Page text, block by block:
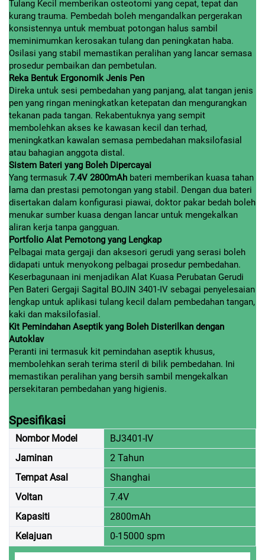
Tulang Kecil memberikan osteotomi yang cepat, tepat dan
kurang trauma. Pembedah boleh mengandalkan pergerakan
konsistennya untuk membuat potongan halus sambil
meminimumkan kerosakan tulang dan peningkatan haba.
Osilasi yang stabil memastikan peralihan yang lancar semasa
prosedur pembaikan dan pembetulan.
Reka Bentuk Ergonomik Jenis Pen
Direka untuk sesi pembedahan yang panjang, alat tangan jenis
pen yang ringan meningkatkan ketepatan dan mengurangkan
tekanan pada tangan. Rekabentuknya yang sempit
membolehkan akses ke kawasan kecil dan terhad,
meningkatkan kawalan semasa pembedahan maksilofasial
atau bahagian anggota distal.
Sistem Bateri yang Boleh Dipercayai
Yang termasuk 7.4V 2800mAh bateri memberikan kuasa tahan
lama dan prestasi pemotongan yang stabil. Dengan dua bateri
disertakan dalam konfigurasi piawai, doktor pakar bedah boleh
menukar sumber kuasa dengan lancar untuk mengekalkan
aliran kerja tanpa gangguan.
Portfolio Alat Pemotong yang Lengkap
Pelbagai mata gergaji dan aksesori gerudi yang serasi boleh
didapati untuk menyokong pelbagai prosedur pembedahan.
Keserbagunaan ini menjadikan Alat Kuasa Perubatan Gerudi
Pen Bateri Gergaji Sagital BOJIN 3401-IV sebagai penyelesaian
lengkap untuk aplikasi tulang kecil dalam pembedahan tangan,
kaki dan maksilofasial.
Kit Pemindahan Aseptik yang Boleh Disterilkan dengan
Autoklav
Peranti ini termasuk kit pemindahan aseptik khusus,
membolehkan serah terima steril di bilik pembedahan. Ini
memastikan peralihan yang bersih sambil mengekalkan
persekitaran pembedahan yang higienis.
Spesifikasi
Nombor Model
BJ3401-IV
Jaminan
2 Tahun
Tempat Asal
Shanghai
Voltan
7.4V
Kapasiti
2800mAh
Kelajuan
0-15000 spm